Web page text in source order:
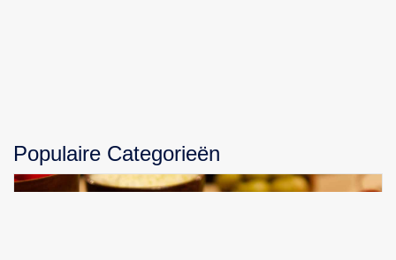
Populaire Categorieën